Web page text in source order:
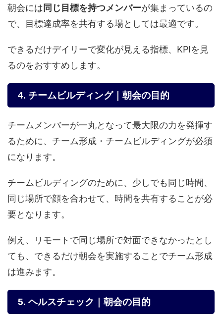
朝会には同じ目標を持つメンバーが集まっているの
で、目標達成率を共有する場としては最適です。
できるだけデイリーで変化が見える指標、KPIを見
るのをおすすめします。
4. チームビルディング｜朝会の目的
チームメンバーが一丸となって最大限の力を発揮す
るために、チーム形成・チームビルディングが必須
になります。
チームビルディングのために、少しでも同じ時間、
同じ場所で顔を合わせて、時間を共有することが必
要となります。
例え、リモートで同じ場所で対面できなかったとし
ても、できるだけ朝会を実施することでチーム形成
は進みます。
5. ヘルスチェック｜朝会の目的